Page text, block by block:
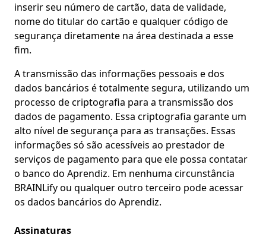
inserir seu número de cartão, data de validade,
nome do titular do cartão e qualquer código de
segurança diretamente na área destinada a esse
fim.
A transmissão das informações pessoais e dos
dados bancários é totalmente segura, utilizando um
processo de criptografia para a transmissão dos
dados de pagamento. Essa criptografia garante um
alto nível de segurança para as transações. Essas
informações só são acessíveis ao prestador de
serviços de pagamento para que ele possa contatar
o banco do Aprendiz. Em nenhuma circunstância
BRAINLify ou qualquer outro terceiro pode acessar
os dados bancários do Aprendiz.
Assinaturas